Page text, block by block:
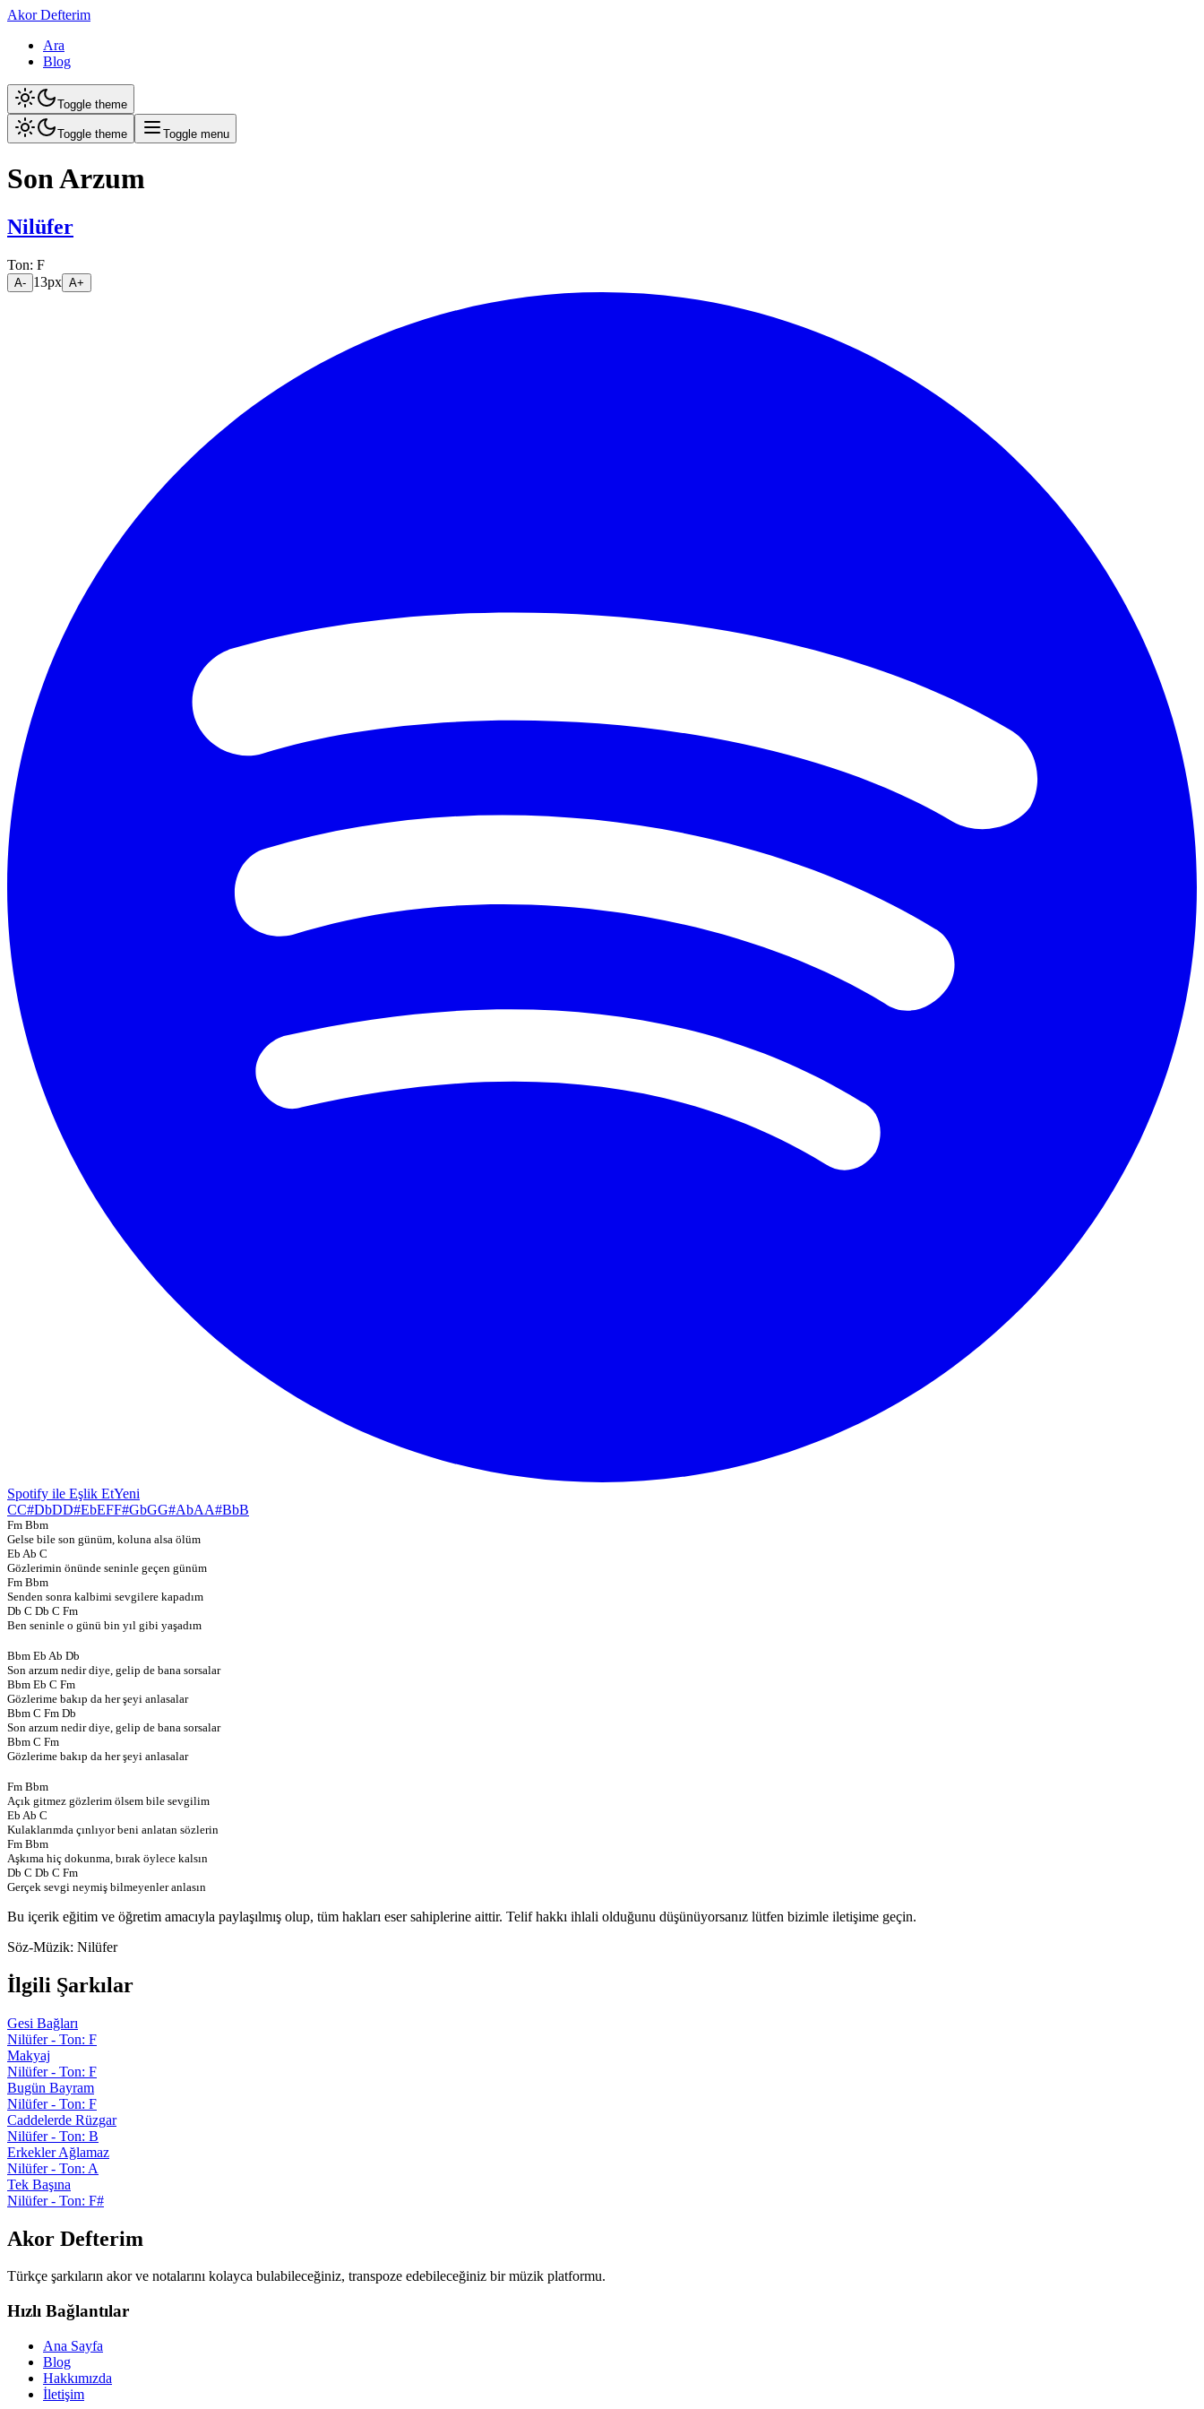
Akor Defterim
Ara
Blog
Toggle theme
Toggle theme Toggle menu
Son Arzum
Nilüfer
Ton: F
A- 13px A+
Spotify ile Eşlik EtYeni
CC#DbDD#EbEFF#GbGG#AbAA#BbB
Fm Bbm
Gelse bile son günüm, koluna alsa ölüm
Eb Ab C
Gözlerimin önünde seninle geçen günüm
Fm Bbm
Senden sonra kalbimi sevgilere kapadım
Db C Db C Fm
Ben seninle o günü bin yıl gibi yaşadım
Bbm Eb Ab Db
Son arzum nedir diye, gelip de bana sorsalar
Bbm Eb C Fm
Gözlerime bakıp da her şeyi anlasalar
Bbm C Fm Db
Son arzum nedir diye, gelip de bana sorsalar
Bbm C Fm
Gözlerime bakıp da her şeyi anlasalar
Fm Bbm
Açık gitmez gözlerim ölsem bile sevgilim
Eb Ab C
Kulaklarımda çınlıyor beni anlatan sözlerin
Fm Bbm
Aşkıma hiç dokunma, bırak öylece kalsın
Db C Db C Fm
Gerçek sevgi neymiş bilmeyenler anlasın
Bu içerik eğitim ve öğretim amacıyla paylaşılmış olup, tüm hakları eser sahiplerine aittir. Telif hakkı ihlali olduğunu düşünüyorsanız lütfen bizimle iletişime geçin.
Söz-Müzik: Nilüfer
İlgili Şarkılar
Gesi Bağları
Nilüfer - Ton: F
Makyaj
Nilüfer - Ton: F
Bugün Bayram
Nilüfer - Ton: F
Caddelerde Rüzgar
Nilüfer - Ton: B
Erkekler Ağlamaz
Nilüfer - Ton: A
Tek Başına
Nilüfer - Ton: F#
Akor Defterim
Türkçe şarkıların akor ve notalarını kolayca bulabileceğiniz, transpoze edebileceğiniz bir müzik platformu.
Hızlı Bağlantılar
Ana Sayfa
Blog
Hakkımızda
İletişim